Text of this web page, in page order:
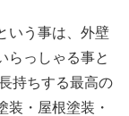
いう事は、外壁
らっしゃる事と
持ちする最高の
装・屋根塗装・